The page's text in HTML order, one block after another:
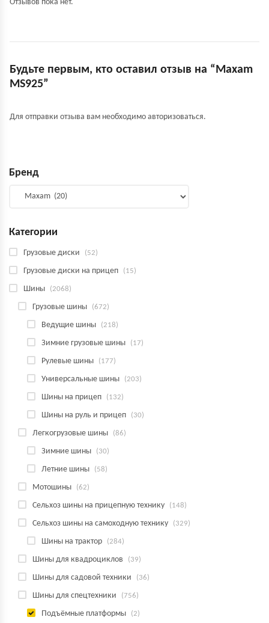
Отзывов пока нет.
Будьте первым, кто оставил отзыв на “Maxam
MS925”
Для отправки отзыва вам необходимо авторизоваться.
Бренд
Категории
Грузовые диски (52)
Грузовые диски на прицеп (15)
Шины (2068)
Грузовые шины (672)
Ведущие шины (218)
Зимние грузовые шины (17)
Рулевые шины (177)
Универсальные шины (203)
Шины на прицеп (132)
Шины на руль и прицеп (30)
Легкогрузовые шины (86)
Зимние шины (30)
Летние шины (58)
Мотошины (62)
Сельхоз шины на прицепную технику (148)
Сельхоз шины на самоходную технику (329)
Шины на трактор (284)
Шины для квадроциклов (39)
Шины для садовой техники (36)
Шины для спецтехники (756)
Подъёмные платформы (2)